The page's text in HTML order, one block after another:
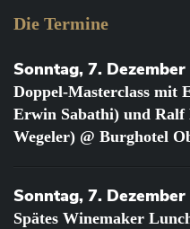
Die Termine
Sonntag, 7.
Doppel-Masterclass mit
Erwin Sabathi) und Ralf
Wegeler) @ Burghotel
Sonntag, 7.
Spätes Winemaker